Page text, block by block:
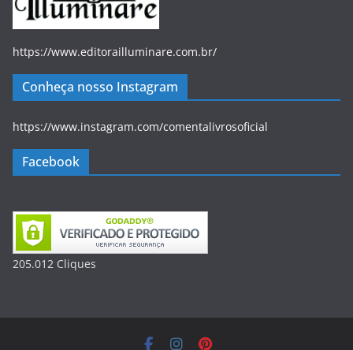
https://www.editorailluminare.com.br/
Conheça nosso Instagram
https://www.instagram.com/comentalivrosoficial
Facebook
205.012 Cliques